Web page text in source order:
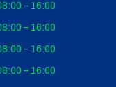
– 16:00
– 16:00
– 16:00
– 16:00